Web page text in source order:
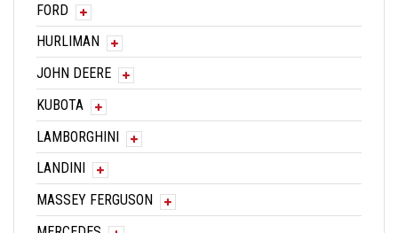
FORD
HURLIMAN
JOHN DEERE
KUBOTA
LAMBORGHINI
LANDINI
MASSEY FERGUSON